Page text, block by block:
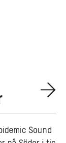
Sound